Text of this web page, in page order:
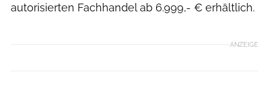
autorisierten Fachhandel ab 6.999,- € erhältlich.
ANZEIGE